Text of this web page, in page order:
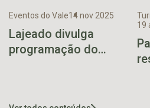
Eventos do Vale14 nov 2025
Lajeado divulga
programação do
19